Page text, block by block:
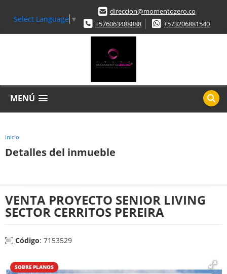
Select Language ▼
direccion@momentozero.co
+576063488888
+573206881540
MENÚ
Inicio
Detalles del inmueble
VENTA PROYECTO SENIOR LIVING
SECTOR CERRITOS PEREIRA
Código: 7153529
SOBRE PLANOS